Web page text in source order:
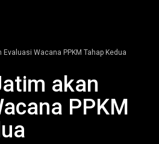
Wacana PPKM Tahap Kedua
akan
PPKM